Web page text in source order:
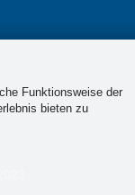
Funktionsweise der
bieten zu